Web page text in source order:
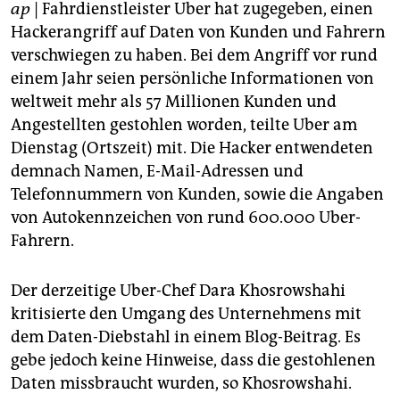
shop
fragen & hilfe
unterstützen
abo
genossenschaft
epaper login
ap | Fahrdienstleister Uber hat zugegeben, einen
Hackerangriff auf Daten von Kunden und Fahrern
verschwiegen zu haben. Bei dem Angriff vor rund
einem Jahr seien persönliche Informationen von
weltweit mehr als 57 Millionen Kunden und
Angestellten gestohlen worden, teilte Uber am
Dienstag (Ortszeit) mit. Die Hacker entwendeten
demnach Namen, E-Mail-Adressen und
Telefonnummern von Kunden, sowie die Angaben
von Autokennzeichen von rund 600.000 Uber-
Fahrern.
Der derzeitige Uber-Chef Dara Khosrowshahi
kritisierte den Umgang des Unternehmens mit
dem Daten-Diebstahl in einem Blog-Beitrag. Es
gebe jedoch keine Hinweise, dass die gestohlenen
Daten missbraucht wurden, so Khosrowshahi.